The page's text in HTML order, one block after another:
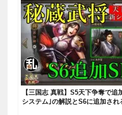
【三国志 真戦】S5天下争奪で追
システム｣の解説とS6に追加さ